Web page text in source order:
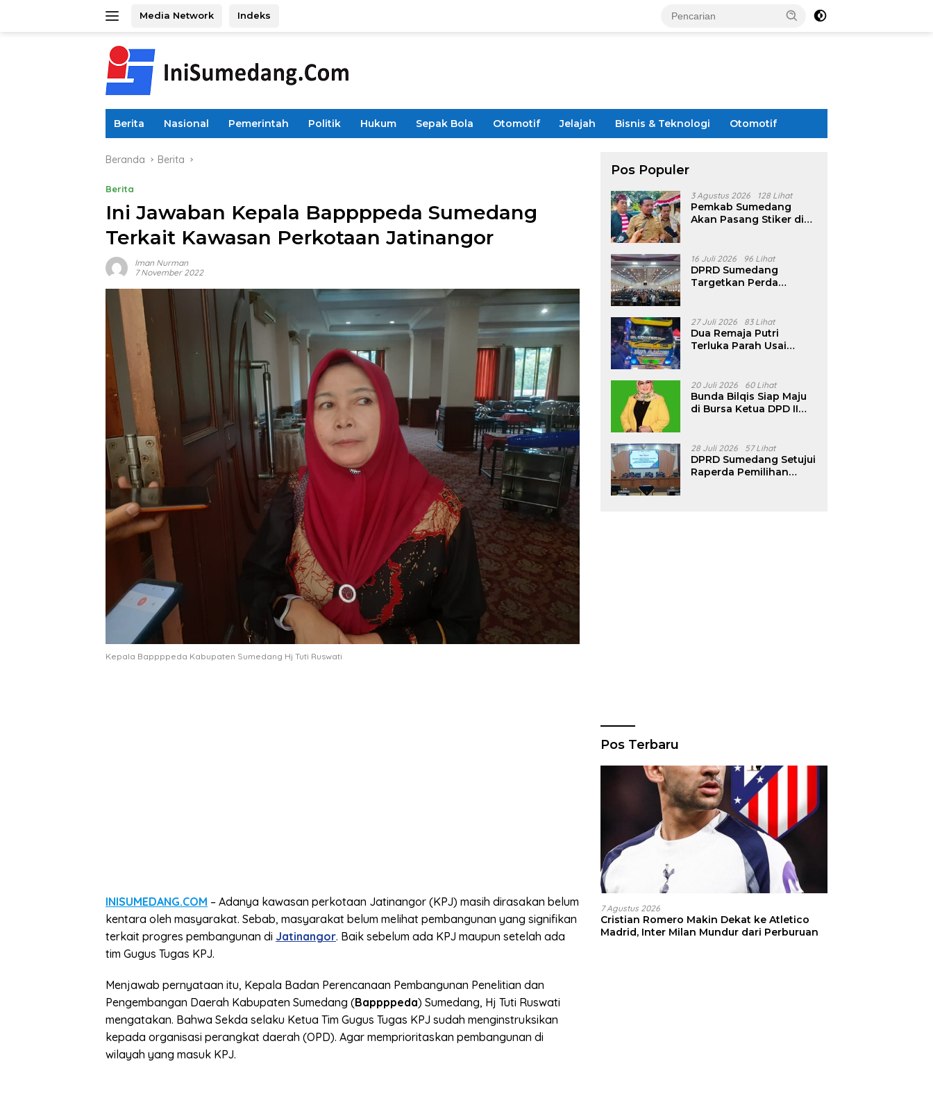
Media Network Indeks
Berita Nasional Pemerintah Politik Hukum Sepak Bola Otomotif Jelajah Bisnis & Teknologi Otomotif
Beranda Berita
Berita
Ini Jawaban Kepala Bappppeda Sumedang
Terkait Kawasan Perkotaan Jatinangor
Iman Nurman
7 November 2022
Kepala Bappppeda Kabupaten Sumedang Hj Tuti Ruswati
INISUMEDANG.COM – Adanya kawasan perkotaan Jatinangor (KPJ) masih dirasakan belum
kentara oleh masyarakat. Sebab, masyarakat belum melihat pembangunan yang signifikan
terkait progres pembangunan di Jatinangor. Baik sebelum ada KPJ maupun setelah ada
tim Gugus Tugas KPJ.
Menjawab pernyataan itu, Kepala Badan Perencanaan Pembangunan Penelitian dan
Pengembangan Daerah Kabupaten Sumedang (Bappppeda) Sumedang, Hj Tuti Ruswati
mengatakan. Bahwa Sekda selaku Ketua Tim Gugus Tugas KPJ sudah menginstruksikan
kepada organisasi perangkat daerah (OPD). Agar memprioritaskan pembangunan di
wilayah yang masuk KPJ.
Pos Populer
3 Agustus 2026 128 Lihat
Pemkab Sumedang
Akan Pasang Stiker di
16 Juli 2026 96 Lihat
DPRD Sumedang
Targetkan Perda
Pencalonan Diperjelas
27 Juli 2026 83 Lihat
Dua Remaja Putri
Terluka Parah Usai
Tanjungsari Sumedang
20 Juli 2026 60 Lihat
Bunda Bilqis Siap Maju
di Bursa Ketua DPD II
28 Juli 2026 57 Lihat
DPRD Sumedang Setujui
Raperda Pemilihan
Pos Terbaru
7 Agustus 2026
Cristian Romero Makin Dekat ke Atletico
Madrid, Inter Milan Mundur dari Perburuan